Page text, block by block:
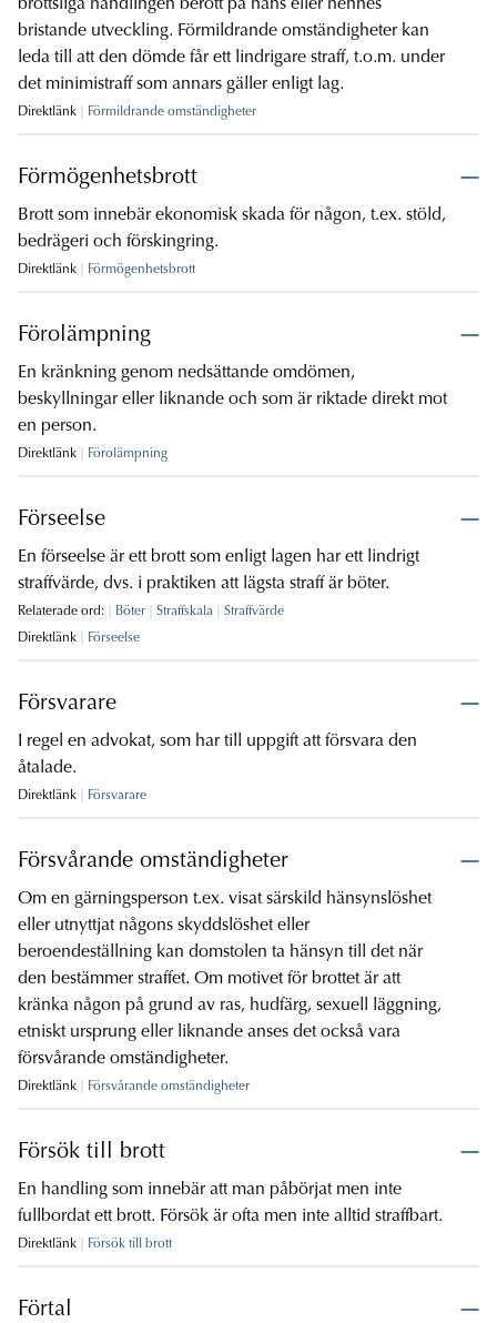
brottsliga handlingen berott på hans eller hennes
bristande utveckling. Förmildrande omständigheter kan
leda till att den dömde får ett lindrigare straff, t.o.m. under
det minimistraff som annars gäller enligt lag.
Direktlänk Förmildrande omständigheter
Förmögenhetsbrott
Brott som innebär ekonomisk skada för någon, t.ex. stöld,
bedrägeri och förskingring.
Direktlänk Förmögenhetsbrott
Förolämpning
En kränkning genom nedsättande omdömen,
beskyllningar eller liknande och som är riktade direkt mot
en person.
Direktlänk Förolämpning
Förseelse
En förseelse är ett brott som enligt lagen har ett lindrigt
straffvärde, dvs. i praktiken att lägsta straff är böter.
Relaterade ord: Böter Straffskala
Straffvärde
Direktlänk
Förseelse
Försvarare
I regel en advokat, som har till uppgift att försvara den
åtalade.
Direktlänk Försvarare
Försvårande omständigheter
Om en gärningsperson t.ex. visat särskild hänsynslöshet
eller utnyttjat någons skyddslöshet eller
beroendeställning kan domstolen ta hänsyn till det när
den bestämmer straffet. Om motivet för brottet är att
kränka någon på grund av ras, hudfärg, sexuell läggning,
etniskt ursprung eller liknande anses det också vara
försvårande omständigheter.
Direktlänk Försvårande omständigheter
Försök till brott
En handling som innebär att man påbörjat men inte
fullbordat ett brott. Försök är ofta men inte alltid straffbart.
Direktlänk Försök till brott
Förtal